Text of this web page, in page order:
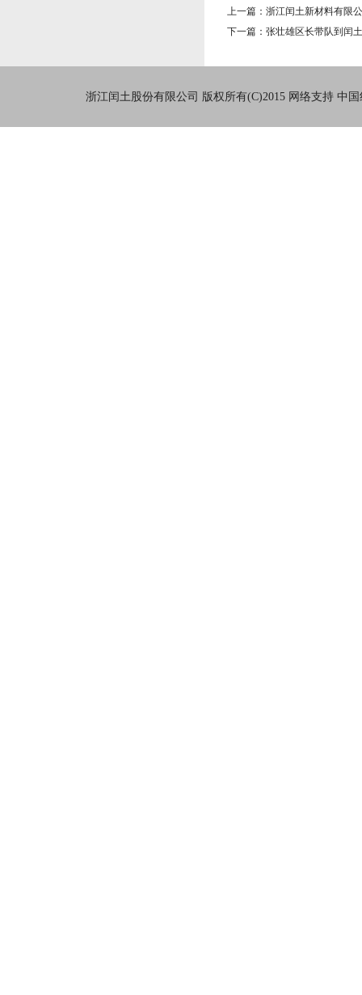
上一篇：浙江闰土新材料有限
下一篇：张壮雄区长带队到闰
浙江闰土股份有限公司 版权所有(C)2015 网络支持 中